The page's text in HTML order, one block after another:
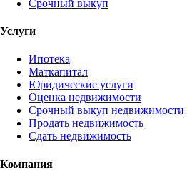
Срочный выкуп
Услуги
Ипотека
Маткапитал
Юридические услуги
Оценка недвижимости
Срочный выкуп недвижимости
Продать недвижимость
Сдать недвижимость
Компания